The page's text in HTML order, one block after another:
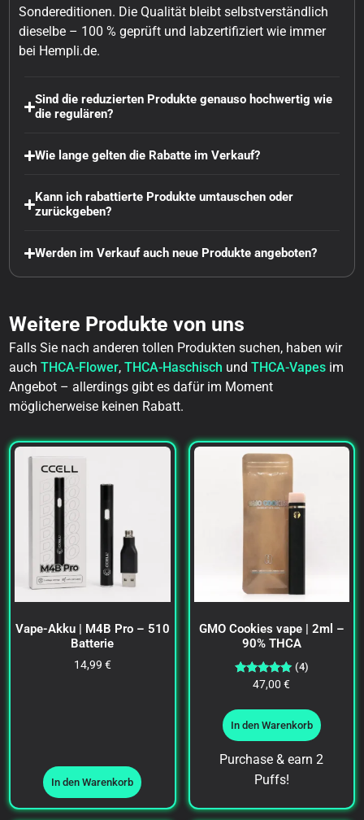
Sondereditionen. Die Qualität bleibt selbstverständlich
dieselbe – 100 % geprüft und labzertifiziert wie immer
bei Hempli.de.
Sind die reduzierten Produkte genauso hochwertig wie
die regulären?
Wie lange gelten die Rabatte im Verkauf?
Kann ich rabattierte Produkte umtauschen oder
zurückgeben?
Werden im Verkauf auch neue Produkte angeboten?
Weitere Produkte von uns
Falls Sie nach anderen tollen Produkten suchen, haben wir
auchTHCA-Flower,THCA-Haschisch undTHCA-Vapes im
Angebot – allerdings gibt es dafür im Moment
möglicherweise keinen Rabatt.
Vape-Akku | M4B Pro – 510
Batterie
14,99 €
In den Warenkorb
GMO Cookies vape | 2ml –
90% THCA
Bewertet
mit
(4)
47,00€
In den Warenkorb
Purchase & earn 2
Puffs!